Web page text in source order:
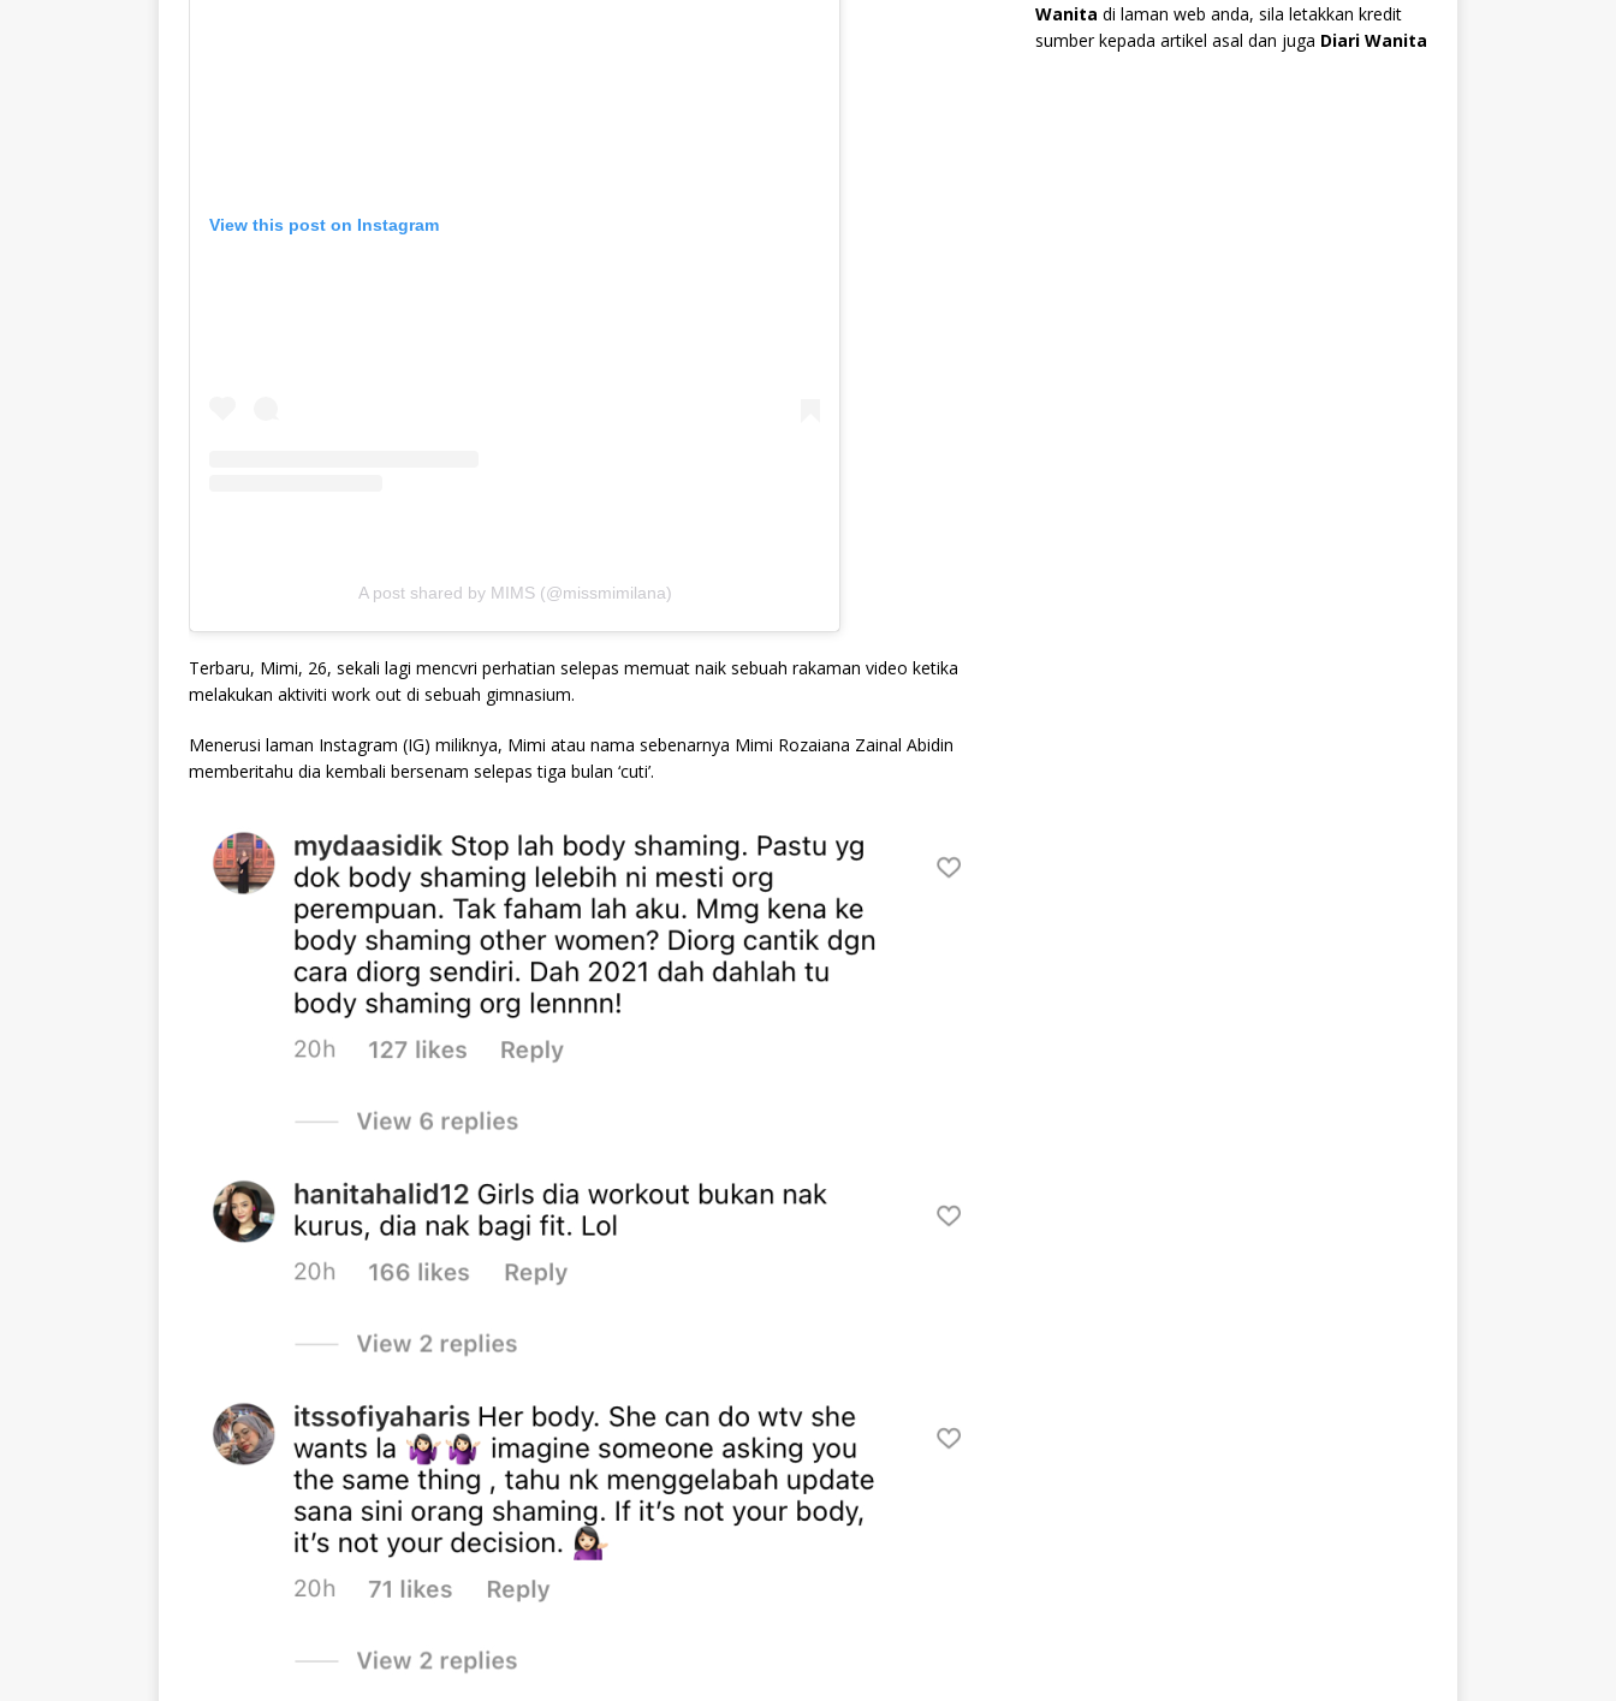
View this post on Instagram
A post shared by MIMS (@missmimilana)
Terbaru, Mimi, 26, sekali lagi mencvri perhatian selepas memuat naik sebuah rakaman video ketika
melakukan aktiviti work out di sebuah gimnasium.
Menerusi laman Instagram (IG) miliknya, Mimi atau nama sebenarnya Mimi Rozaiana Zainal Abidin
memberitahu dia kembali bersenam selepas tiga bulan ‘cuti’.
Wanita di laman web anda, sila letakkan kredit
sumber kepada artikel asal dan juga Diari Wanita